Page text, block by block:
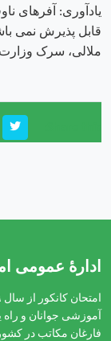
یادآوری: آفرهای
قابل پذیرش نمی
ملالی، سرک وزارت
ادارهٔ عمومی
آموزشی جوانان و راه
فارغان مکاتب در